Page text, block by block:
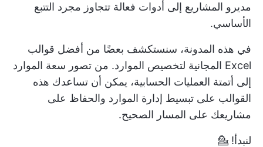
مديرو المشاريع إلى أدوات فعالة تتجاوز مجرد التتبع
الأساسي.
في هذه المدونة، سنستكشف بعضًا من أفضل قوالب
Excel المجانية لتخصيص الموارد. من تصور سعة الموارد
إلى أتمتة العمليات الحسابية، يمكن أن تساعدك هذه
القوالب على تبسيط إدارة الموارد والحفاظ على
مشاريعك على المسار الصحيح.
لنبدأ! 💁